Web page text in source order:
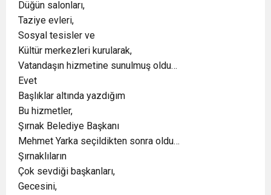
Düğün salonları,
Taziye evleri,
Sosyal tesisler ve
Kültür merkezleri kurularak,
Vatandaşın hizmetine sunulmuş oldu…
Evet
Başlıklar altında yazdığım
Bu hizmetler,
Şırnak Belediye Başkanı
Mehmet Yarka seçildikten sonra oldu…
Şırnaklıların
Çok sevdiği başkanları,
Gecesini,